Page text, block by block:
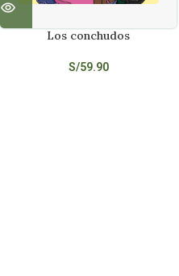
Los conchudos
S/59.90